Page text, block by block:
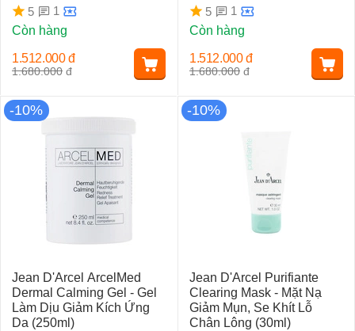
5
1
Còn hàng
1.680.000 đ
1.512.000 đ
5
1
Còn hàng
1.680.000 đ
1.512.000 đ
-10%
Jean D'Arcel ArcelMed
Dermal Calming Gel - Gel
Làm Dịu Giảm Kích Ứng
Da (250ml)
-10%
Jean D'Arcel Purifiante
Clearing Mask - Mặt Nạ
Giảm Mụn, Se Khít Lỗ
Chân Lông (30ml)